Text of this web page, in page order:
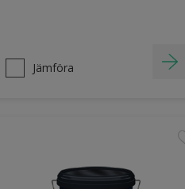
Jämföra